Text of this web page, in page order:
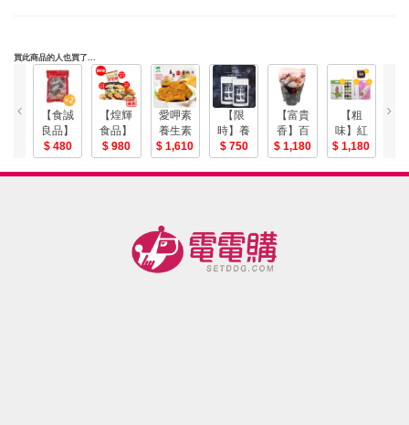
買此商品的人也買了...
【食誠
良品】
台灣牛
奶蜜棗
乾
480
【煌輝
食品】
新三寶
美味升
級組-電
980
愛呷素
養生素
肉乾 7入
組
1,610
【限
時】養
粹糖 醋
釀有籽
葡萄乾
750
【富貴
香】百
搭素香
鬆(紫菜/
辣味/起
1,180
【粗
味】紅
藜黑米
米果+水
果酥+糙
1,180
(